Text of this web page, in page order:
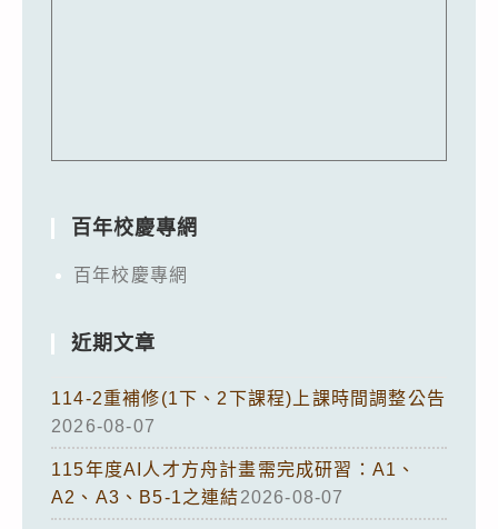
百年校慶專網
百年校慶專網
近期文章
114-2重補修(1下、2下課程)上課時間調整公告
2026-08-07
115年度AI人才方舟計畫需完成研習：A1、
A2、A3、B5-1之連結2026-08-07